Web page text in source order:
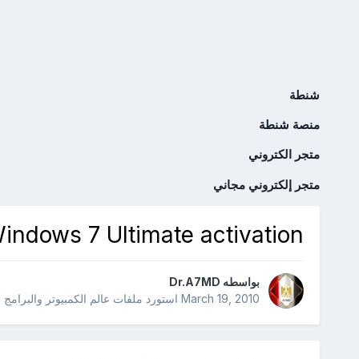
شنطة
منصة شنطة
متجر الكتروني
متجر إلكتروني مجاني
7 Ultimate activation
بواسطه Dr.A7MD
March 19, 2010استورد ملفات عالم الكمبيوتر والبرامج